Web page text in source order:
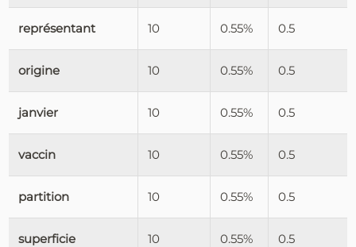
représentant 10 0.55% 0.5
origine 10 0.55% 0.5
janvier 10 0.55% 0.5
vaccin 10 0.55% 0.5
partition 10 0.55% 0.5
superficie 10 0.55% 0.5